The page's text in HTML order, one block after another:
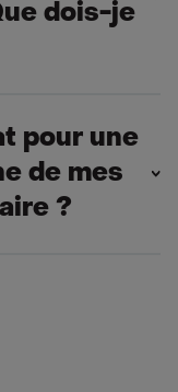
dois-je
pour une
de mes
?